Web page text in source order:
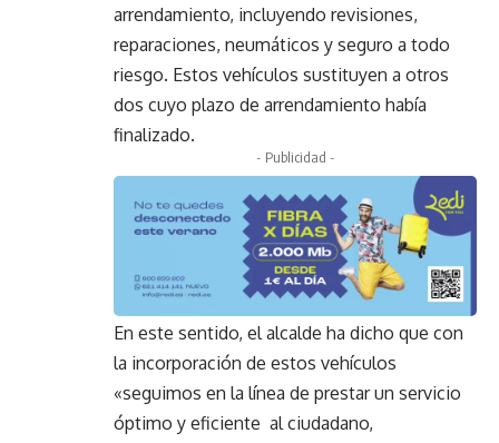
arrendamiento, incluyendo revisiones,
reparaciones, neumáticos y seguro a todo
riesgo. Estos vehículos sustituyen a otros
dos cuyo plazo de arrendamiento había
finalizado.
- Publicidad -
En este sentido, el alcalde ha dicho que con
la incorporación de estos vehículos
«seguimos en la línea de prestar un servicio
óptimo y eficiente al ciudadano,